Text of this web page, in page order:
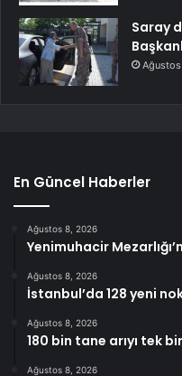
Saray
En Güncel Haberler
Ağustos 8, 2026
Yenimuhacir
Ağustos 8, 2026
İstanbul’da 128 yeni
Ağustos 8, 2026
180 bin tane arıyı tek
Ağustos 8, 2026